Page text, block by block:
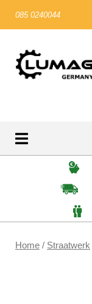
085 0240044
Home / Straatwerk